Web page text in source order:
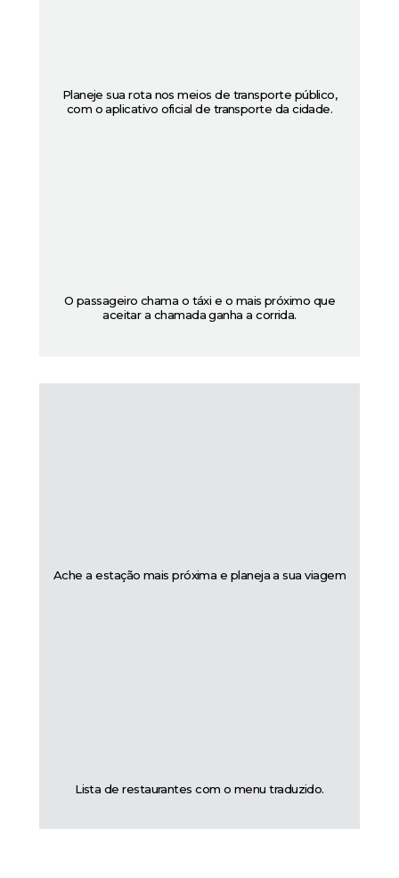
Planeje sua rota nos meios de transporte público,
com o aplicativo oficial de transporte da cidade.
O passageiro chama o táxi e o mais próximo que
aceitar a chamada ganha a corrida.
Ache a estação mais próxima e planeja a sua viagem
Lista de restaurantes com o menu traduzido.